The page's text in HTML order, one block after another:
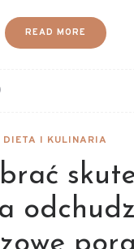
READ MORE
DIETA I KULINARIA